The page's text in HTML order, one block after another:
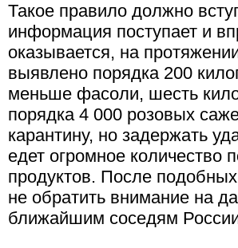
Такое правило должно
информация поступает и
оказывается, на
выявлено порядка 200
меньше фасоли, шесть
порядка 4 000 розовых
карантину, но задержать
едет огромное
продуктов. После
не обратить внимание на
ближайшим соседям